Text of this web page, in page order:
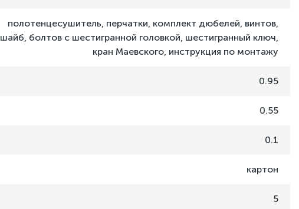
полотенцесушитель, перчатки, комплект дюбелей, винтов,
шайб, болтов с шестигранной головкой, шестигранный ключ,
кран Маевского, инструкция по монтажу
0.95
0.55
0.1
картон
5